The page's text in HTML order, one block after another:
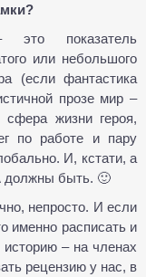
показатель
или небольшого
(если фантастика
прозе мир –
жизни героя,
по работе и пару
И, кстати, а
должны быть. 🙂
непросто. И если
именно расписать и
историю – на членах
рецензию у нас, в